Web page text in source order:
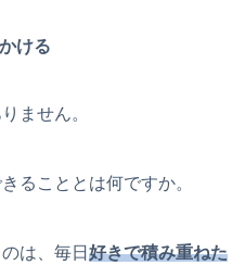
ける
ません。
ることとは何ですか。
は、毎日 好きで積み重ねた